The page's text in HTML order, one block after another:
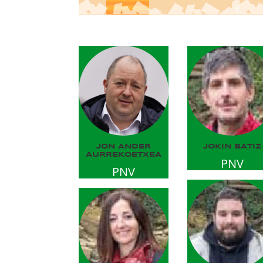
JON ANDER
AURREKOETXEA
PNV
JOKIN BATIZ
PNV